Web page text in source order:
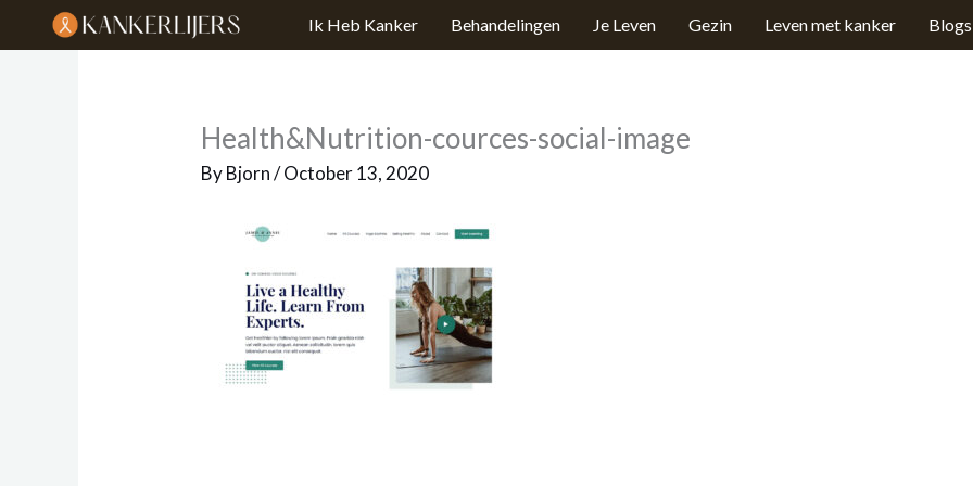
Ik Heb Kanker Behandelingen Je Leven Gezin Leven met kanker Blogs
Health&Nutrition-cources-social-image
ByBjorn/October 13, 2020